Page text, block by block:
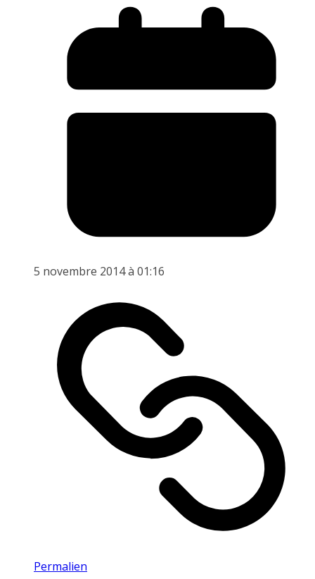
5 novembre 2014 à 01:16
Permalien